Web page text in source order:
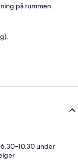
på rummen
under